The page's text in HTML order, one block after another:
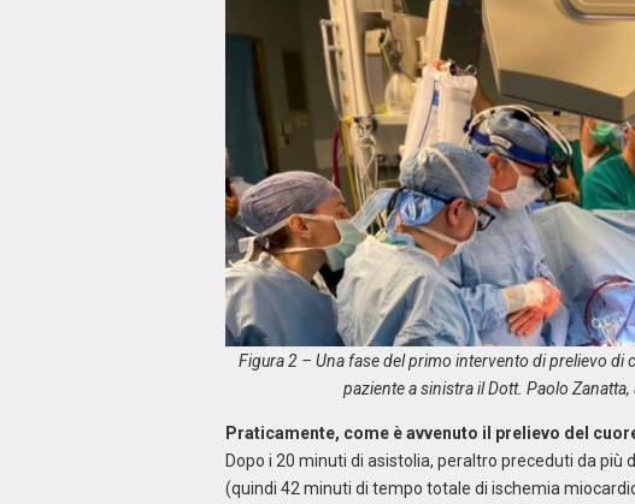
Figura 2 – Una fase del primo intervento di prelievo di
paziente a sinistra il Dott. Paolo
Praticamente, come è avvenuto il prelievo del
Dopo i 20 minuti di asistolia, peraltro preceduti da
(quindi 42 minuti di tempo totale di ischemia